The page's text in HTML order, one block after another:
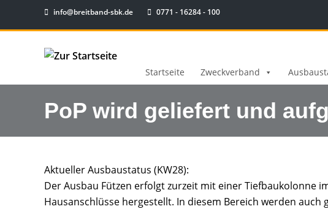
info@breitband-sbk.de 0771 - 16284 - 100
Startseite Zweckverband
PoP wird geliefert und
Aktueller Ausbaustatus (KW28):
Der Ausbau Fützen erfolgt zurzeit mit einer Tiefbaukolonne
Hausanschlüsse hergestellt. In diesem Bereich werden